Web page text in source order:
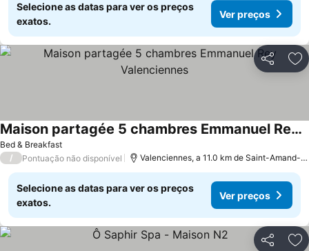
Selecione as datas para ver os preços
exatos.
Ver preços
Partilhar
Bed & Breakfast
Maison partagée 5 chambres Emmanuel Rey Valenciennes
/ Pontuação não disponível Valenciennes, a 11.0 km de Saint-Amand-les-Eaux
Selecione as datas para ver os preços
exatos.
Ver preços
Partilhar